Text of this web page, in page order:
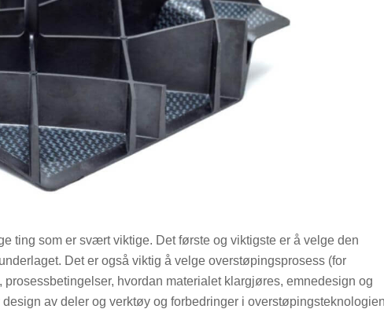
ting som er svært viktige. Det første og viktigste er å velge den
Det er også viktig å velge overstøpingsprosess (for
hvordan materialet klargjøres, emnedesign og
av deler og verktøy og forbedringer i